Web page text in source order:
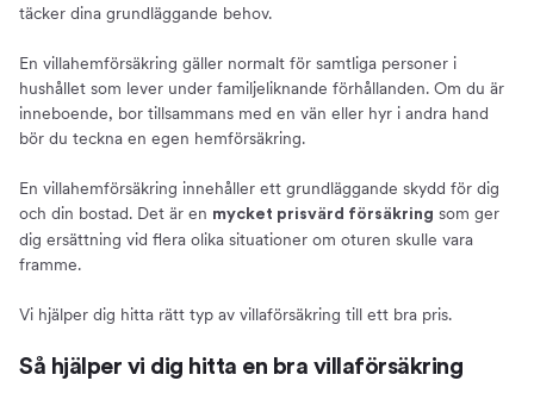
täcker dina grundläggande behov.
En villahemförsäkring gäller normalt för samtliga personer i
hushållet som lever under familjeliknande förhållanden. Om du är
inneboende, bor tillsammans med en vän eller hyr i andra hand
bör du teckna en egen hemförsäkring.
En villahemförsäkring innehåller ett grundläggande skydd för dig
och din bostad. Det är en mycket prisvärd försäkring som ger
dig ersättning vid flera olika situationer om oturen skulle vara
framme.
Vi hjälper dig hitta rätt typ av villaförsäkring till ett bra pris.
Så hjälper vi dig hitta en bra villaförsäkring